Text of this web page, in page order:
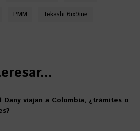
PMM Tekashi 6ix9ine
Dany viajan a Colombia, ¿trámites o